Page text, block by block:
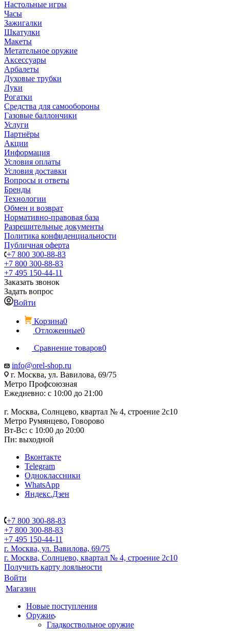
Настольные игры
Часы
Зажигалки
Шкатулки
Макеты
Метательное оружие
Аксессуары
Арбалеты
Духовые трубки
Луки
Рогатки
Средства для самообороны
Газовые баллончики
Услуги
Партнёры
Акции
Информация
Условия оплаты
Условия доставки
Вопросы и ответы
Бренды
Технологии
Обмен и возврат
Нормативно-правовая база
Разрешительные документы
Политика конфиденциальности
Публичная оферта
+7 800 300-88-83
+7 800 300-88-83
+7 495 150-44-11
Заказать звонок
Задать вопрос
Войти
Корзина0
Отложенные0
Сравнение товаров0
info@orel-shop.ru
г. Москва, ул. Вавилова, 69/75
Метро Профсоюзная
Ежедневно: с 10:00 до 21:00
г. Москва, Солнцево, квартал № 4, строение 2с10
Метро Румянцево, Говорово
Вт-Вс: с 10:00 до 20:00
Пн: выходной
Вконтакте
Telegram
Одноклассники
WhatsApp
Яндекс.Дзен
+7 800 300-88-83
+7 800 300-88-83
+7 495 150-44-11
г. Москва, ул. Вавилова, 69/75
г. Москва, Солнцево, квартал № 4, строение 2с10
Получить карту лояльности
Войти
Магазин
Новые поступления
Оружие
Гладкоствольное оружие